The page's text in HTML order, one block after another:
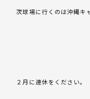
次球場に行くのは沖縄キ
２月に連休をください。